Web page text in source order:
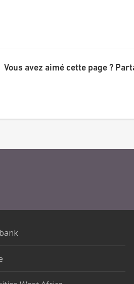
Vous avez aimé cette page ?